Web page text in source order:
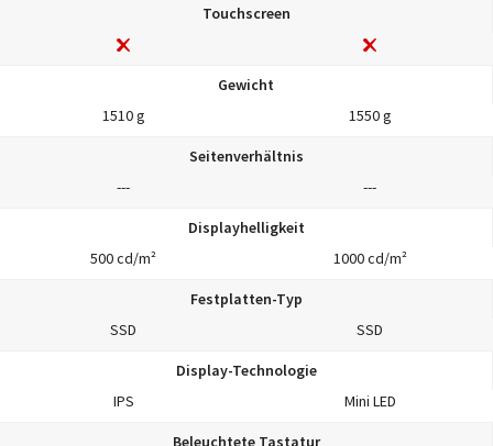
Touchscreen
Gewicht
1510 g
1550 g
Seitenverhältnis
---
---
Displayhelligkeit
500 cd/m²
1000 cd/m²
Festplatten-Typ
SSD
SSD
Display-Technologie
IPS
Mini LED
Beleuchtete Tastatur